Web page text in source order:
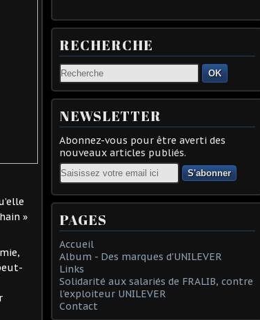
»
RECHERCHE
OK
NEWSLETTER
Abonnez-vous pour être averti des
nouveaux articles publiés.
Email
PAGES
Accueil
Album - Des marques d'UNILEVER
Links
Solidarité aux salariés de FRALIB, contre
l'exploiteur UNILEVER
Contact